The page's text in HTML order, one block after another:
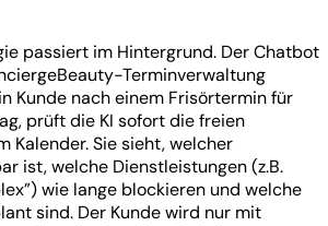
passiert im Hintergrund. Der Chatbot
Terminverwaltung
Kunde nach einem Frisörtermin für
prüft die KI sofort die freien
Kalender. Sie sieht, welcher
ist, welche Dienstleistungen (z.B.
wie lange blockieren und welche
sind. Der Kunde wird nur mit